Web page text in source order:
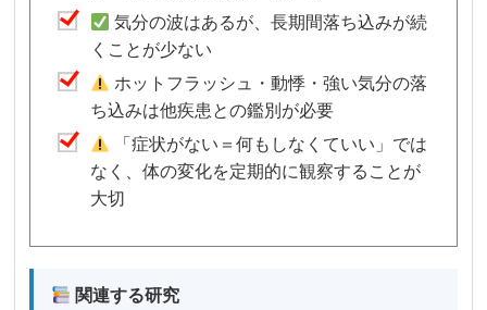
気分の波はあるが、長期間落ち込みが続
くことが少ない
ホットフラッシュ・動悸・強い気分の落
ち込みは他疾患との鑑別が必要
「症状がない＝何もしなくていい」では
なく、体の変化を定期的に観察することが
大切
関連する研究